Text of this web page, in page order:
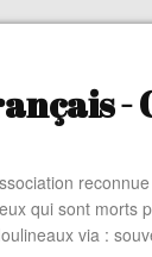
-
qui sont morts
via :